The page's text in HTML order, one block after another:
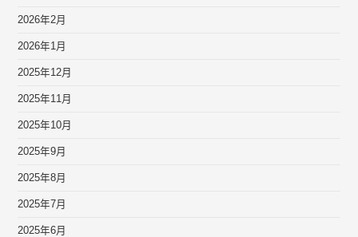
2026年2月
2026年1月
2025年12月
2025年11月
2025年10月
2025年9月
2025年8月
2025年7月
2025年6月